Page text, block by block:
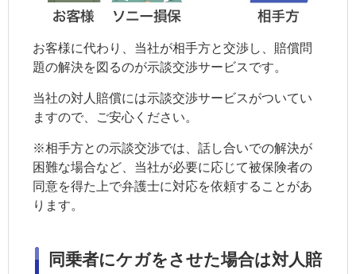
お客様に代わり、当社が相手方と交渉し、賠償問
題の解決を図るのが示談交渉サービスです。
当社の対人賠償には示談交渉サービスがついてい
ますので、ご安心ください。
※相手方との示談交渉では、話し合いでの解決が
困難な場合など、当社が必要に応じて被保険者の
同意を得た上で弁護士に対応を依頼することがあ
ります。
同乗者にケガをさせた場合は対人賠